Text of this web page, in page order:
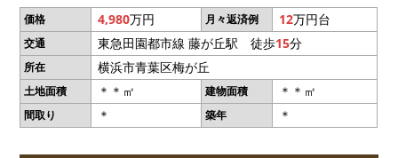
価格 4,980万円 月々返済例 12万円台
交通 東急田園都市線 藤が丘駅 徒歩15分
所在 横浜市青葉区梅が丘
土地面積 ＊＊㎡ 建物面積 ＊＊㎡
間取り ＊ 築年 ＊